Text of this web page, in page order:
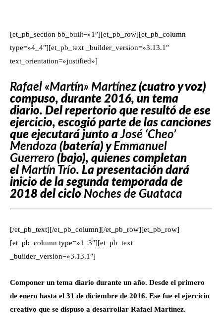
[et_pb_section bb_built=»1″][et_pb_row][et_pb_column
type=»4_4″][et_pb_text _builder_version=»3.13.1″
text_orientation=»justified»]
Rafael «Martín» Martínez(cuatro y voz)
compuso, durante 2016, un tema
diario. Del repertorio que resultó de ese
ejercicio, escogió parte de las canciones
que ejecutará junto aJosé ‘Cheo’
Mendoza (batería) yEmmanuel
Guerrero (bajo), quienes completan
el Martín Trío. La presentación dará
inicio de la segunda temporada de
2018 del ciclo Noches de Guataca
[/et_pb_text][/et_pb_column][/et_pb_row][et_pb_row]
[et_pb_column type=»1_3″][et_pb_text
_builder_version=»3.13.1″]
Componer un tema diario durante un año. Desde el primero
de enero hasta el 31 de diciembre de 2016. Ese fue el ejercicio
creativo que se dispuso a desarrollar Rafael Martínez.